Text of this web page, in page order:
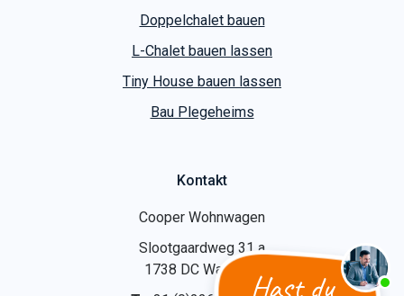
Hast du
Doppelchalet bauen
L-Chalet bauen lassen
Tiny House bauen lassen
Bau Plegeheims
Kontakt
Cooper Wohnwagen
Slootgaardweg 31 a
1738 DC Waarland